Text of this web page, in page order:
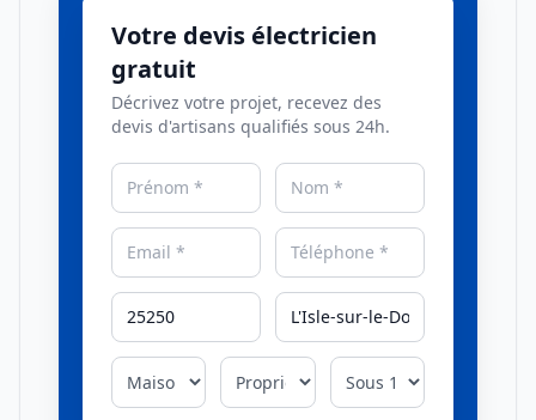
Votre devis électricien
gratuit
Décrivez votre projet, recevez des
devis d'artisans qualifiés sous 24h.